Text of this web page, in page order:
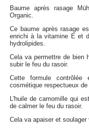
Baume après rasage
Organic.
Ce baume après rasage
enrichi à la vitamine E et
hydrolipides.
Cela va permettre de bien
subir le feu du rasoir.
Cette formule
cosmétique respectueux de
L'huile de camomille qui
de calmer le feu du rasoir.
Cela va apaiser et soulager